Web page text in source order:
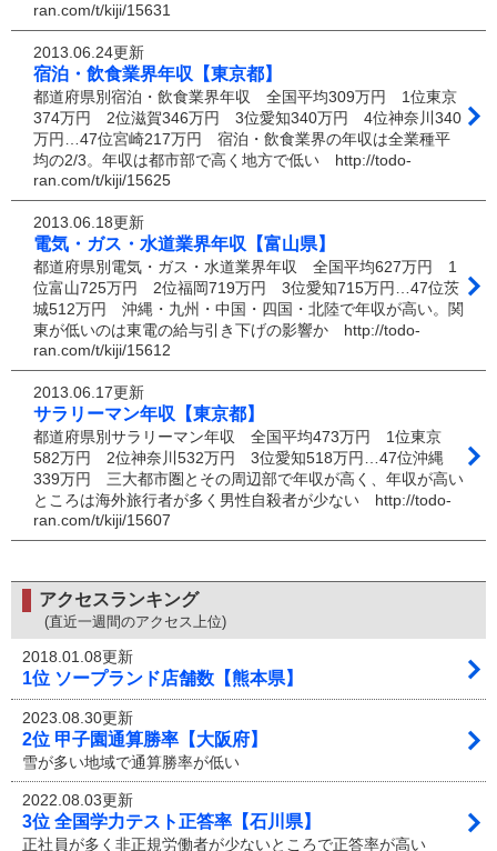
ran.com/t/kiji/15631
2013.06.24更新
宿泊・飲食業界年収【東京都】
都道府県別宿泊・飲食業界年収 全国平均309万円 1位東京
374万円 2位滋賀346万円 3位愛知340万円 4位神奈川340
万円…47位宮崎217万円 宿泊・飲食業界の年収は全業種平
均の2/3。年収は都市部で高く地方で低い http://todo-
ran.com/t/kiji/15625
2013.06.18更新
電気・ガス・水道業界年収【富山県】
都道府県別電気・ガス・水道業界年収 全国平均627万円 1
位富山725万円 2位福岡719万円 3位愛知715万円…47位茨
城512万円 沖縄・九州・中国・四国・北陸で年収が高い。関
東が低いのは東電の給与引き下げの影響か http://todo-
ran.com/t/kiji/15612
2013.06.17更新
サラリーマン年収【東京都】
都道府県別サラリーマン年収 全国平均473万円 1位東京
582万円 2位神奈川532万円 3位愛知518万円…47位沖縄
339万円 三大都市圏とその周辺部で年収が高く、年収が高い
ところは海外旅行者が多く男性自殺者が少ない http://todo-
ran.com/t/kiji/15607
アクセスランキング
(直近一週間のアクセス上位)
2018.01.08更新
1位 ソープランド店舗数【熊本県】
2023.08.30更新
2位 甲子園通算勝率【大阪府】
雪が多い地域で通算勝率が低い
2022.08.03更新
3位 全国学力テスト正答率【石川県】
正社員が多く非正規労働者が少ないところで正答率が高い